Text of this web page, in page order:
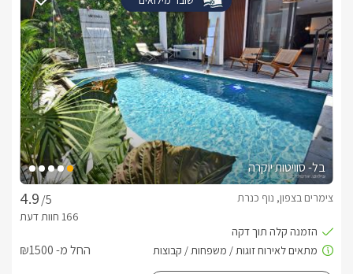
בל- סוויטות יוקרה
/5
צימרים בצפון, נוף כנרת
החל מ- ₪1500